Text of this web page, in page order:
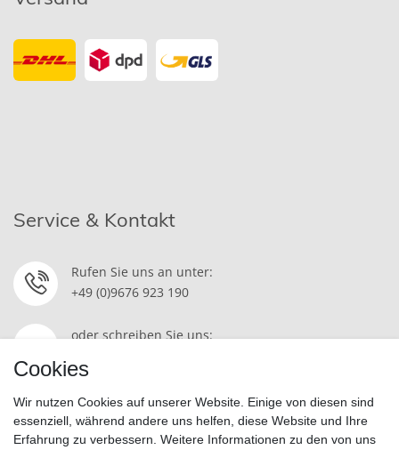
Service & Kontakt
Rufen Sie uns an unter:
+49 (0)9676 923 190
oder schreiben Sie uns:
Cookies
Wir nutzen Cookies auf unserer Website. Einige von diesen sind
essenziell, während andere uns helfen, diese Website und Ihre
Erfahrung zu verbessern. Weitere Informationen zu den von uns